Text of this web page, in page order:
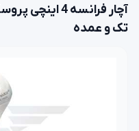
تک و عمده